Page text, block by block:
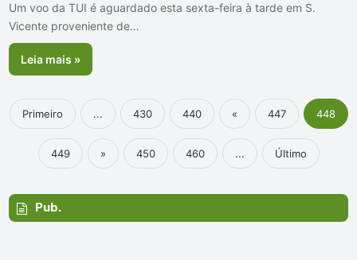
Um voo da TUI é aguardado esta sexta-feira à tarde em S.
Vicente proveniente de…
Leia mais »
Primeiro ... 430 440 « 447 448
449 » 450 460 ... Último
Pub.